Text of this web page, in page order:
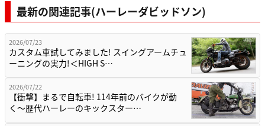
最新の関連記事(ハーレーダビッドソン)
2026/07/23
カスタム車試してみました! スイングアームチュ
ーニングの実力!＜HIGH S…
2026/07/22
【衝撃】まるで自転車! 114年前のバイクが動
く〜歴代ハーレーのキックスター…